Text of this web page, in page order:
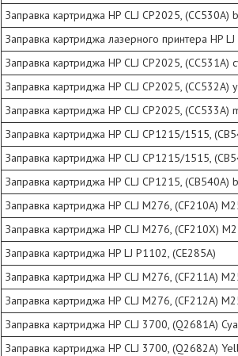
Заправка картриджа HP CLJ CP2025, (CC530A)
Заправка картриджа лазерного принтера HP
Заправка картриджа HP CLJ CP2025, (CC531A)
Заправка картриджа HP CLJ CP2025, (CC532A)
Заправка картриджа HP CLJ CP2025, (CC533A)
Заправка картриджа HP CLJ CP1215/1515,
Заправка картриджа HP CLJ CP1215/1515,
Заправка картриджа HP CLJ CP1215, (CB540A)
Заправка картриджа HP CLJ M276, (CF210A)
Заправка картриджа HP CLJ M276, (CF210Х)
Заправка картриджа HP LJ P1102, (CE285A)
Заправка картриджа HP CLJ M276, (CF211A)
Заправка картриджа HP CLJ M276, (CF212A)
Заправка картриджа HP CLJ 3700, (Q2681A)
Заправка картриджа HP CLJ 3700, (Q2682A)